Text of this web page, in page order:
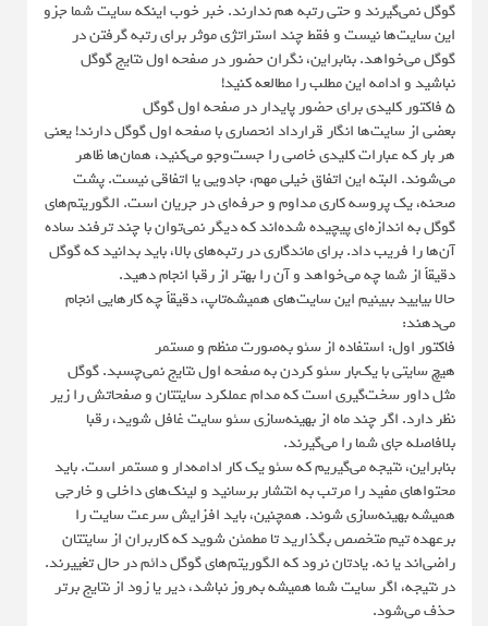
گوگل نمی‌گیرند و حتی رتبه هم ندارند. خبر خوب اینکه سایت شما جزو
این سایت‌ها نیست و فقط چند استراتژی موثر برای رتبه گرفتن در
گوگل می‌خواهد. بنابراین، نگران حضور در صفحه اول نتایج گوگل
نباشید و ادامه این مطلب را مطالعه کنید!
۵ فاکتور کلیدی برای حضور پایدار در صفحه اول گوگل
بعضی از سایت‌ها انگار قرارداد انحصاری با صفحه اول گوگل دارند! یعنی
هر بار که عبارات کلیدی خاصی را جست‌وجو می‌کنید، همان‌ها ظاهر
می‌شوند. البته این اتفاق خیلی مهم، جادویی یا اتفاقی نیست. پشت
صحنه، یک پروسه کاری مداوم و حرفه‌ای در جریان است. الگوریتم‌های
گوگل به اندازه‌ای پیچیده شده‌اند که دیگر نمی‌توان با چند ترفند ساده
آن‌ها را فریب داد. برای ماندگاری در رتبه‌های بالا، باید بدانید که گوگل
دقیقاً از شما چه می‌خواهد و آن را بهتر از رقبا انجام دهید.
حالا بیایید ببینیم این سایت‌های همیشه‌تاپ، دقیقاً چه کارهایی انجام
می‌دهند:
فاکتور اول: استفاده از سئو به‌صورت منظم و مستمر
هیچ سایتی با یک‌بار سئو کردن به صفحه اول نتایج نمی‌چسبد. گوگل
مثل داور سخت‌گیری است که مدام عملکرد سایتتان و صفحاتش را زیر
نظر دارد. اگر چند ماه از بهینه‌سازی سئو سایت غافل شوید، رقبا
بلافاصله جای شما را می‌گیرند.
بنابراین، نتیجه می‌گیریم که سئو یک کار ادامه‌دار و مستمر است. باید
محتواهای مفید را مرتب به انتشار برسانید و لینک‌های داخلی و خارجی
همیشه بهینه‌سازی شوند. همچنین، باید افزایش سرعت سایت را
برعهده تیم متخصص بگذارید تا مطمئن شوید که کاربران از سایتتان
راضی‌اند یا نه. یادتان نرود که الگوریتم‌های گوگل دائم در حال تغییرند.
در نتیجه، اگر سایت شما همیشه به‌روز نباشد، دیر یا زود از نتایج برتر
حذف می‌شود.